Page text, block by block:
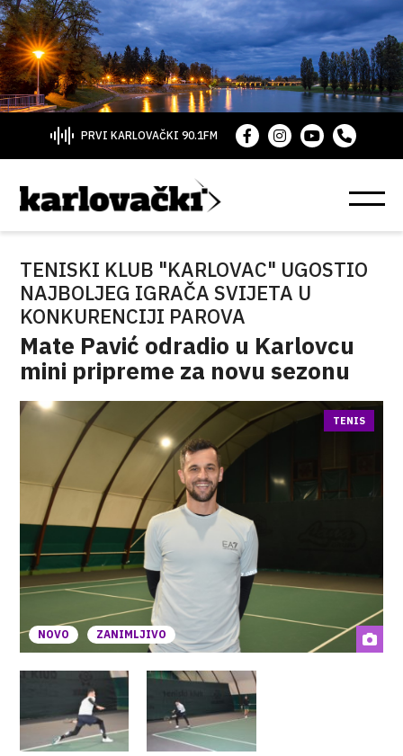
PRVI KARLOVAČKI 90.1FM
TENISKI KLUB "KARLOVAC" UGOSTIO
NAJBOLJEG IGRAČA SVIJETA U
KONKURENCIJI PAROVA
Mate Pavić odradio u Karlovcu
mini pripreme za novu sezonu
NOVO ZANIMLJIVO
TENIS